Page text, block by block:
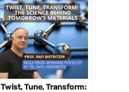
Twist, Tune, Transform: